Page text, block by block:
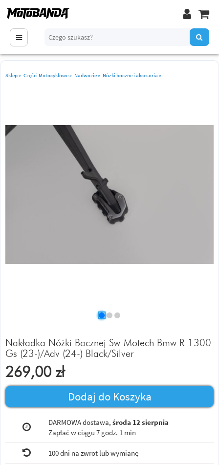
Sklep» Części Motocyklowe» Nadwozie» Nóżki boczne i akcesoria »
Nakładka Nóżki Bocznej Sw-Motech Bmw R 1300
Gs (23-)/Adv (24-) Black/Silver
269,00 zł
Dodaj do Koszyka
DARMOWA dostawa, środa 12 sierpnia
Zapłać w ciągu 7 godz. 1 min
100 dni na zwrot lub wymianę